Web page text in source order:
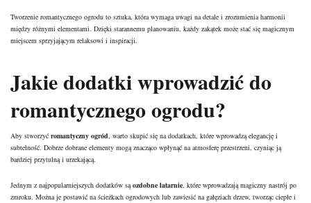
Tworzenie romantycznego ogrodu to sztuka, która wymaga uwagi na detale i zrozumienia harmonii
między różnymi elementami. Dzięki starannemu planowaniu, każdy zakątek może stać się magicznym
miejscem sprzyjającym relaksowi i inspiracji.
Jakie dodatki wprowadzić do
romantycznego ogrodu?
Aby stworzyć romantyczny ogród, warto skupić się na dodatkach, które wprowadzą elegancję i
subtelność. Dobrze dobrane elementy mogą znacząco wpłynąć na atmosferę przestrzeni, czyniąc ją
bardziej przytulną i urzekającą.
Jednym z najpopularniejszych dodatków sąozdobne latarnie, które wprowadzają magiczny nastrój po
zmroku. Można je postawić na ścieżkach ogrodowych lub zawiesić na gałęziach drzew, tworząc ciepłe i